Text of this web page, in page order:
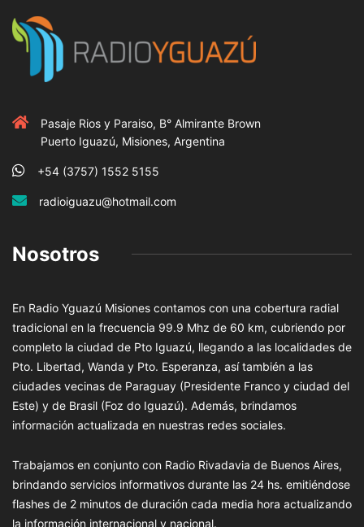
Pasaje Rios y Paraiso, B° Almirante Brown
Puerto Iguazú, Misiones, Argentina
+54 (3757) 1552 5155
radioiguazu@hotmail.com
Nosotros
En Radio Yguazú Misiones contamos con una cobertura radial
tradicional en la frecuencia 99.9 Mhz de 60 km, cubriendo por
completo la ciudad de Pto Iguazú, llegando a las localidades de
Pto. Libertad, Wanda y Pto. Esperanza, así también a las
ciudades vecinas de Paraguay (Presidente Franco y ciudad del
Este) y de Brasil (Foz do Iguazú). Además, brindamos
información actualizada en nuestras redes sociales.
Trabajamos en conjunto con Radio Rivadavia de Buenos Aires,
brindando servicios informativos durante las 24 hs. emitiéndose
flashes de 2 minutos de duración cada media hora actualizando
la información internacional y nacional.